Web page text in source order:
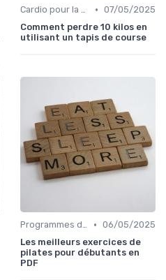
Cardio pour la perte de poids • 07/05/2025
Comment perdre 10 kilos en
utilisant un tapis de course
Programmes d'entraînement • 06/05/2025
Les meilleurs exercices de
pilates pour débutants en
PDF